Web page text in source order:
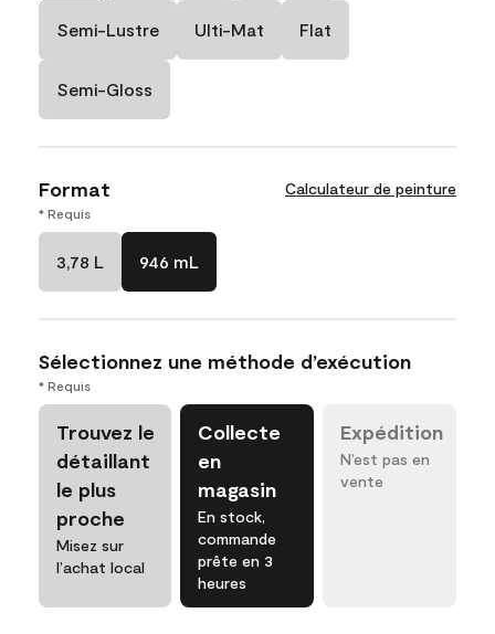
Semi-Lustre Ulti-Mat Flat
Semi-Gloss
Format Calculateur de peinture
* Requis
3,78 L 946 mL
Sélectionnez une méthode d’exécution
* Requis
Trouvez le
détaillant
le plus
proche
Misez sur
l’achat local
Collecte
en
magasin
En stock,
commande
prête en 3
heures
Expédition
N’est pas en
vente